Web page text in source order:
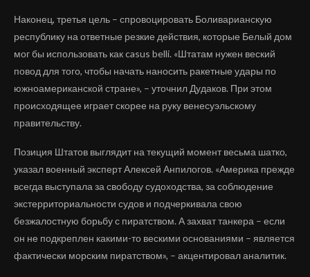
Наконец, третья цель – спровоцировать Боливарианскую
республику на ответные резкие действия, которые Белый дом
мог бы использовать как casus belli. «Штатам нужен веский
повод для того, чтобы начать наносить ракетные удары по
южноамериканской стране», – уточнил Дудаков. При этом
происходящее играет скорее на руку венесуэльскому
правительству.
Позиция Штатов выглядит на текущий момент весьма шатко,
указал военный эксперт Алексей Анпилогов. «Америка прежде
всегда выступала за свободу судоходства, за соблюдение
экстерриториальности судов и подчеркивала свою
безжалостную борьбу с пиратством. А захват танкера – если
он не подкреплен какими-то вескими основаниями – является
фактически морским пиратством», – акцентировал аналитик.